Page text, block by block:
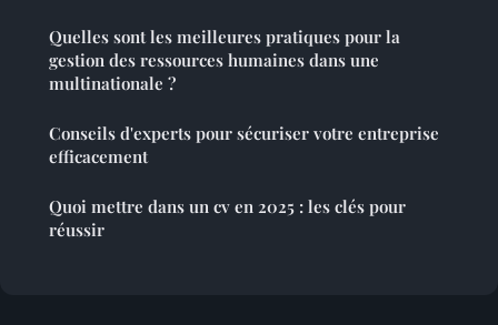
Quelles sont les meilleures pratiques pour la
gestion des ressources humaines dans une
multinationale ?
Conseils d'experts pour sécuriser votre entreprise
efficacement
Quoi mettre dans un cv en 2025 : les clés pour
réussir